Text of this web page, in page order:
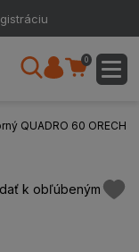
0
QUADRO 60 ORECH
k obľúbeným